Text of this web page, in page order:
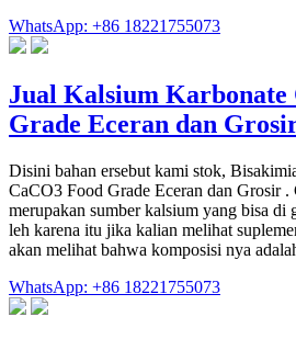
WhatsApp: +86 18221755073
Jual Kalsium Karbonate
Grade Eceran dan
Disini bahan ersebut kami stok,
CaCO3 Food Grade Eceran dan Grosir .
merupakan sumber kalsium yang bisa di
leh karena itu jika kalian melihat
akan melihat bahwa komposisi nya
WhatsApp: +86 18221755073